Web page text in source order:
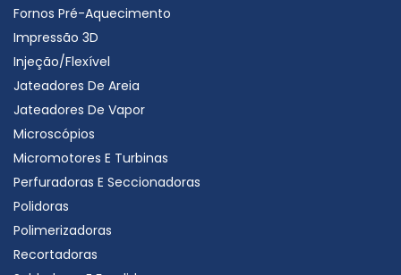
Fornos Pré-Aquecimento
Impressão 3D
Injeção/Flexível
Jateadores De Areia
Jateadores De Vapor
Microscópios
Micromotores E Turbinas
Perfuradoras E Seccionadoras
Polidoras
Polimerizadoras
Recortadoras